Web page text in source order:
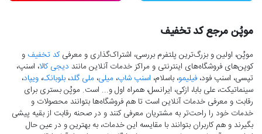
موپُن مرجع کد تخفیف
موپُن، اولین و بزرگ‌ترین پلتفرم بررسی، اشتراک‌گذاری و معرفیکد تخفیف و
کوپن‌های فروشگاه‌های اینترنتی و مراکز خدمات آنلاین مانند دیجی کالا، اسنپ،
تپسی، اسنپ فود، فیلیمو، باسلام، اسنپ شاپ، میلی، ملی گلد، بلوبانک، ویپاد،
سینماتیکت، علی بابا، ازکی، ایرانسل، همراه اول و... است. موپُن بستری برای
رقابت و معرفی خدمات آنلاین است تا هم فروشگاه‌ها بتوانند محصولات و
خدمات خود را راحت‌تر به مشتریان معرفی کنند و در صحنه رقابت از بقیه پیشی
بگیرند و هم کاربران بتوانند با مقایسه این خدمات، به بهترین و در عین حال